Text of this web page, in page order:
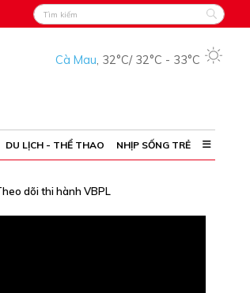
Cà Mau, 32°C/ 32°C - 33°C
DU LỊCH - THỂ THAO NHỊP SỐNG TRẺ
dõi thi hành VBPL